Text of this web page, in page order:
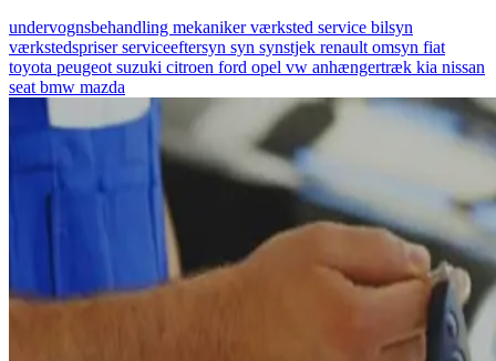
undervognsbehandling mekanikerværksted service bilsyn
værkstedspriserserviceeftersyn syn synstjek renault omsyn fiat
toyota peugeot suzuki citroen ford opel vw anhængertræk kia nissan
seat bmw mazda